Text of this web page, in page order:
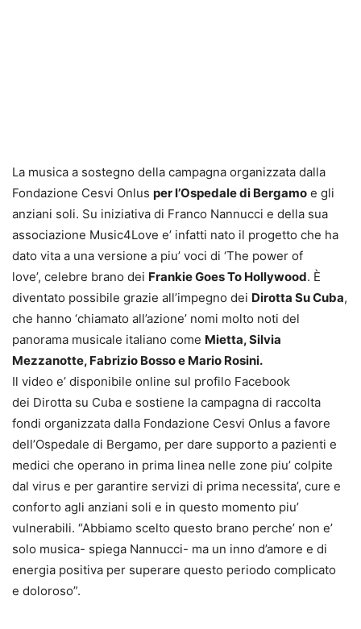
La musica a sostegno della campagna organizzata dalla
Fondazione Cesvi Onlus per l’Ospedale di Bergamo e gli
anziani soli. Su iniziativa di Franco Nannucci e della sua
associazione Music4Love e’ infatti nato il progetto che ha
dato vita a una versione a piu’ voci di ‘The power of
love’, celebre brano dei Frankie Goes To Hollywood. È
diventato possibile grazie all’impegno dei Dirotta Su Cuba,
che hanno ‘chiamato all’azione’ nomi molto noti del
panorama musicale italiano come Mietta, Silvia
Mezzanotte, Fabrizio Bosso e Mario Rosini.
Il video e’ disponibile online sul profilo Facebook
dei Dirotta su Cuba e sostiene la campagna di raccolta
fondi organizzata dalla Fondazione Cesvi Onlus a favore
dell’Ospedale di Bergamo, per dare supporto a pazienti e
medici che operano in prima linea nelle zone piu’ colpite
dal virus e per garantire servizi di prima necessita’, cure e
conforto agli anziani soli e in questo momento piu’
vulnerabili. “Abbiamo scelto questo brano perche’ non e’
solo musica- spiega Nannucci- ma un inno d’amore e di
energia positiva per superare questo periodo complicato
e doloroso”.